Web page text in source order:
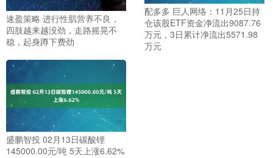
速盈策略 进行性肌营养不良，
四肢越来越没劲，走路摇晃不
稳，起身蹲下费劲
配多多 巨人网络：11月25日持
仓该股ETF资金净流出9087.76
万元，3日累计净流出5571.98
万元
盛鹏智投 02月13日碳酸锂
145000.00元/吨 5天上涨6.62%